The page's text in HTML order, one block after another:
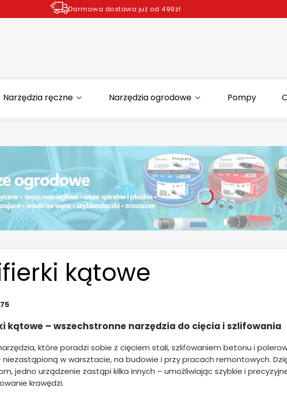
Darmowa dostawa już od 499zł
Narzędzia ręczne Narzędzia ogrodowe Pompy
kątowe
75
kątowe – wszechstronne narzędzia do cięcia i szlifowania
które poradzi sobie z cięciem stali, szlifowaniem betonu i
w warsztacie, na budowie i przy pracach remontowych.
jedno urządzenie zastąpi kilka innych – umożliwiając szybkie i
krawędzi.